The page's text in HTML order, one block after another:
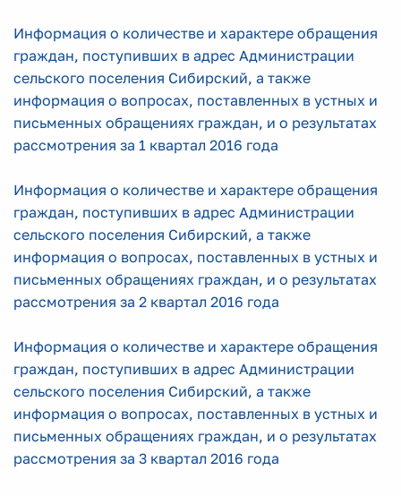
Информация о количестве и характере обращения
граждан, поступивших в адрес Администрации
сельского поселения Сибирский, а также
информация о вопросах, поставленных в устных и
письменных обращениях граждан, и о результатах
рассмотрения за 1 квартал 2016 года
Информация о количестве и характере обращения
граждан, поступивших в адрес Администрации
сельского поселения Сибирский, а также
информация о вопросах, поставленных в устных и
письменных обращениях граждан, и о результатах
рассмотрения за 2 квартал 2016 года
Информация о количестве и характере обращения
граждан, поступивших в адрес Администрации
сельского поселения Сибирский, а также
информация о вопросах, поставленных в устных и
письменных обращениях граждан, и о результатах
рассмотрения за 3 квартал 2016 года